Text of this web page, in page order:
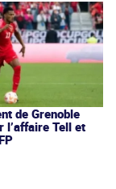
de Grenoble
l’affaire Tell et